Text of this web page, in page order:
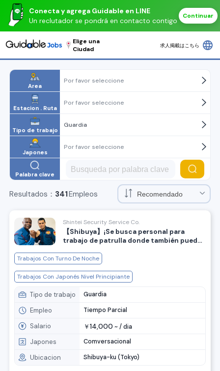
Conecta y agrega Guidable en LINE
Un reclutador se pondrá en contacto contigo
Continuar
Elige una
Ciudad
求人掲載はこちら language
Area
Por favor seleccione
Estacion . Ruta
Por favor seleccione
Tipo de trabajo
Guardia
Japones
Por favor seleccione
Palabra clave
Resultados： 341Empleos
Shintei Security Service Co.
【Shibuya】¡Se busca personal para
trabajo de patrulla donde también puedes
Trabajos Con Turno De Noche
Trabajos Con Japonés Nivel Principiante
Tipo de trabajo Guardia
Empleo Tiempo Parcial
Salario ￥14,000 ~ /dia
Japones Comversacional
Ubicacion Shibuya-ku (Tokyo)